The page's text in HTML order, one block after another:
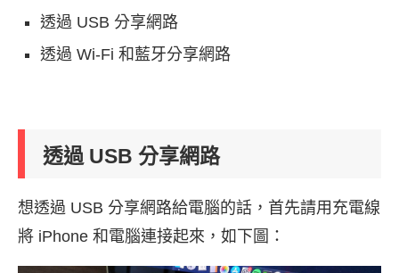
透過 USB 分享網路
透過 Wi-Fi 和藍牙分享網路
透過 USB 分享網路
想透過 USB 分享網路給電腦的話，首先請用充電線
將 iPhone 和電腦連接起來，如下圖：